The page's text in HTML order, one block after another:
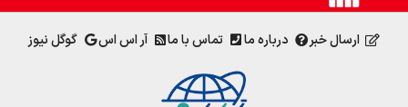
ارسال خبر درباره ما تماس با ما آر اس اس گوگل نیوز